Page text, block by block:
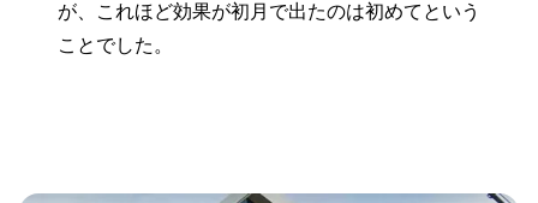
が、これほど効果が初月で出たのは初めてという
ことでした。